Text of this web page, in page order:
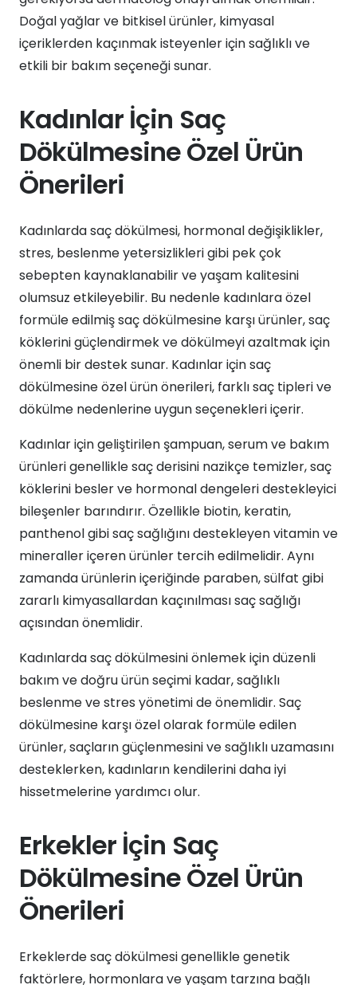
Doğal yağlar ve bitkisel ürünler, kimyasal
içeriklerden kaçınmak isteyenler için sağlıklı ve
etkili bir bakım seçeneği sunar.
Kadınlar İçin Saç
Dökülmesine Özel Ürün
Önerileri
Kadınlarda saç dökülmesi, hormonal değişiklikler,
stres, beslenme yetersizlikleri gibi pek çok
sebepten kaynaklanabilir ve yaşam kalitesini
olumsuz etkileyebilir. Bu nedenle kadınlara özel
formüle edilmiş saç dökülmesine karşı ürünler, saç
köklerini güçlendirmek ve dökülmeyi azaltmak için
önemli bir destek sunar. Kadınlar için saç
dökülmesine özel ürün önerileri, farklı saç tipleri ve
dökülme nedenlerine uygun seçenekleri içerir.
Kadınlar için geliştirilen şampuan, serum ve bakım
ürünleri genellikle saç derisini nazikçe temizler, saç
köklerini besler ve hormonal dengeleri destekleyici
bileşenler barındırır. Özellikle biotin, keratin,
panthenol gibi saç sağlığını destekleyen vitamin ve
mineraller içeren ürünler tercih edilmelidir. Aynı
zamanda ürünlerin içeriğinde paraben, sülfat gibi
zararlı kimyasallardan kaçınılması saç sağlığı
açısından önemlidir.
Kadınlarda saç dökülmesini önlemek için düzenli
bakım ve doğru ürün seçimi kadar, sağlıklı
beslenme ve stres yönetimi de önemlidir. Saç
dökülmesine karşı özel olarak formüle edilen
ürünler, saçların güçlenmesini ve sağlıklı uzamasını
desteklerken, kadınların kendilerini daha iyi
hissetmelerine yardımcı olur.
Erkekler İçin Saç
Dökülmesine Özel Ürün
Önerileri
Erkeklerde saç dökülmesi genellikle genetik
faktörlere, hormonlara ve yaşam tarzına bağlı